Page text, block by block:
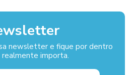
newsletter e fique por dentro
realmente importa.